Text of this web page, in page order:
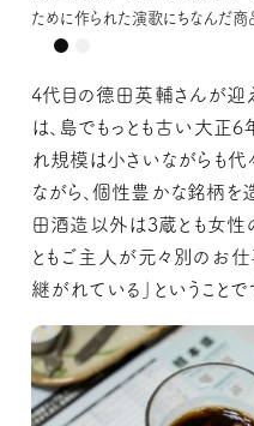
ために作られた演歌にちなんだ商
ために作られた演歌にちなんだ商
4代目の德田英輔さんが迎
は、島でもっとも古い大正
れ規模は小さいながらも代
ながら、個性豊かな銘柄を
田酒造以外は3蔵とも女性
ともご主人が元々別のお
継がれている」ということで